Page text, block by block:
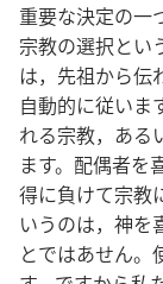
重要な決定の一
宗教の選択とい
は，先祖から伝
自動的に従いま
れる宗教，ある
ます。配偶者を
得に負けて宗教
いうのは，神を
とではあせん。